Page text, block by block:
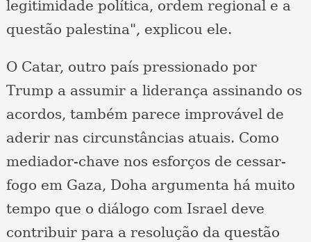
legitimidade política, ordem regional e a
questão palestina", explicou ele.
O Catar, outro país pressionado por
Trump a assumir a liderança assinando os
acordos, também parece improvável de
aderir nas circunstâncias atuais. Como
mediador-chave nos esforços de cessar-
fogo em Gaza, Doha argumenta há muito
tempo que o diálogo com Israel deve
contribuir para a resolução da questão